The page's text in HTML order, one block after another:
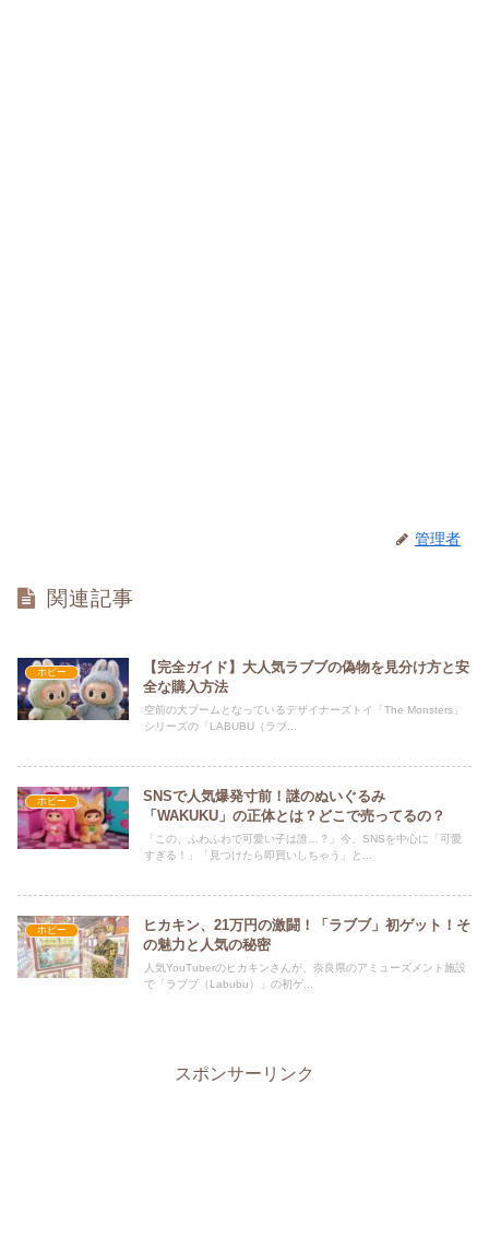
管理者
関連記事
ホビー
【完全ガイド】大人気ラブブの偽物を見分け方と安
全な購入方法
空前の大ブームとなっているデザイナーズトイ「The Monsters」
シリーズの「LABUBU（ラブ...
ホビー
SNSで人気爆発寸前！謎のぬいぐるみ
「WAKUKU」の正体とは？どこで売ってるの？
「この、ふわふわで可愛い子は誰…？」今、SNSを中心に「可愛
すぎる！」「見つけたら即買いしちゃう」と...
ホビー
ヒカキン、21万円の激闘！「ラブブ」初ゲット！そ
の魅力と人気の秘密
人気YouTuberのヒカキンさんが、奈良県のアミューズメント施設
で「ラブブ（Labubu）」の初ゲ...
スポンサーリンク